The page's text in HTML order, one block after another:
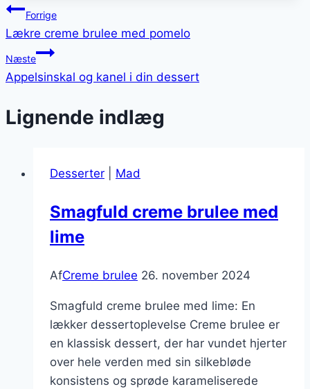
Indlægsnavigation
Forrige
Lækre creme brulee med pomelo
Næste
Appelsinskal og kanel i din dessert
Lignende indlæg
Desserter Mad
Smagfuld creme brulee med
lime
AfCreme brulee 26. november 2024
Smagfuld creme brulee med lime: En
lækker dessertoplevelse Creme brulee er
en klassisk dessert, der har vundet hjerter
over hele verden med sin silkebløde
konsistens og sprøde karameliserede